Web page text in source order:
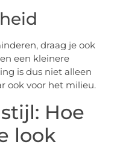
draag je ook
een kleinere
is dus niet alleen
ook voor het milieu.
Hoe
look